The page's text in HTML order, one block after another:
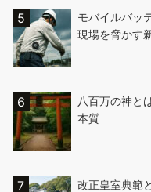
モバイルバッ
現場を脅かす
八百万の神と
本質
改正皇室典範